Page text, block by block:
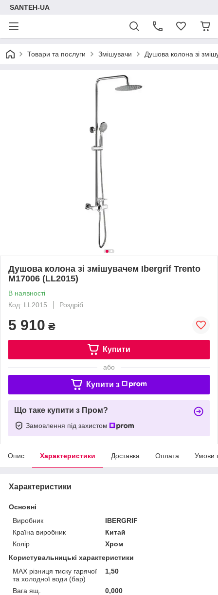
SANTEH-UA
Товари та послуги Змішувачи Душова колона зі
Душова колона зі змішувачем Ibergrif Trento
M17006 (LL2015)
В наявності
Код: LL2015
Роздріб
5 910 ₴
Купити
або
Купити з
Що таке купити з Пром?
Замовлення під захистом
Опис Характеристики Доставка Оплата Умови
Характеристики
Основні
Виробник
IBERGRIF
Країна виробник
Китай
Колір
Хром
Користувальницькі характеристики
MAX різниця тиску гарячої
та холодної води (бар)
1,50
Вага ящ.
0,000